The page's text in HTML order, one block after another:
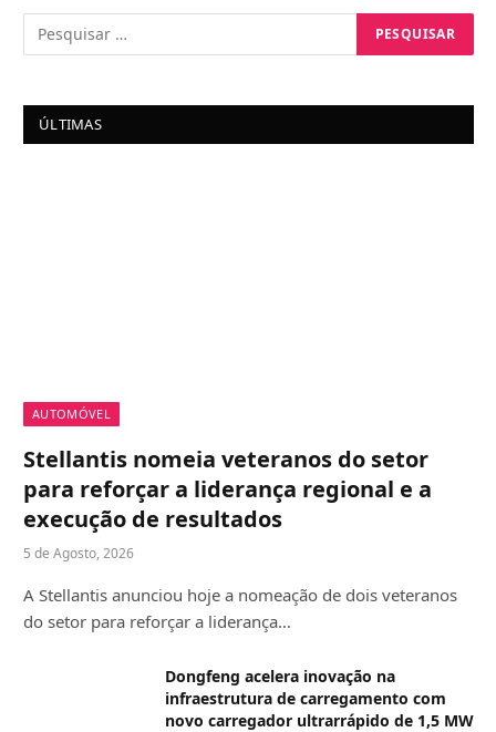
ÚLTIMAS
AUTOMÓVEL
Stellantis nomeia veteranos do setor
para reforçar a liderança regional e a
execução de resultados
5 de Agosto, 2026
A Stellantis anunciou hoje a nomeação de dois veteranos
do setor para reforçar a liderança…
Dongfeng acelera inovação na
infraestrutura de carregamento com
novo carregador ultrarrápido de 1,5 MW